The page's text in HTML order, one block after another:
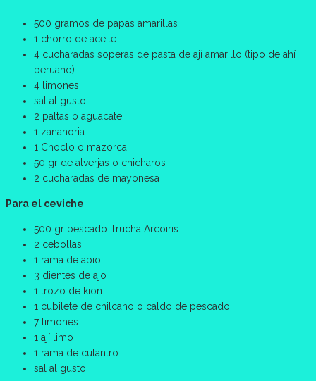
500 gramos de papas amarillas
1 chorro de aceite
4 cucharadas soperas de pasta de ají amarillo (tipo de ahí
peruano)
4 limones
sal al gusto
2 paltas o aguacate
1 zanahoria
1 Choclo o mazorca
50 gr de alverjas o chicharos
2 cucharadas de mayonesa
Para el ceviche
500 gr pescado Trucha Arcoiris
2 cebollas
1 rama de apio
3 dientes de ajo
1 trozo de kion
1 cubilete de chilcano o caldo de pescado
7 limones
1 ají limo
1 rama de culantro
sal al gusto